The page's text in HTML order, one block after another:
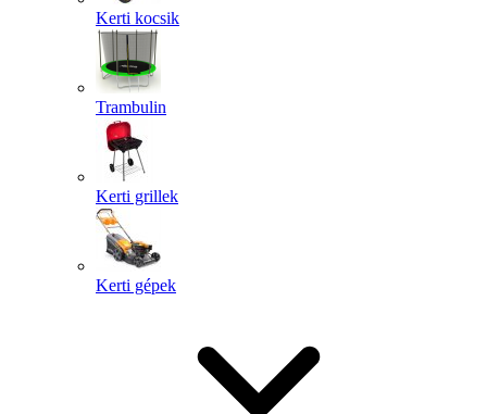
Kerti kocsik
Trambulin
Kerti grillek
Kerti gépek